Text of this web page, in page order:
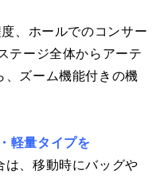
、ホールでのコンサー
テージ全体からアーテ
、ズーム機能付きの機
軽量タイプを
は、移動時にバッグや